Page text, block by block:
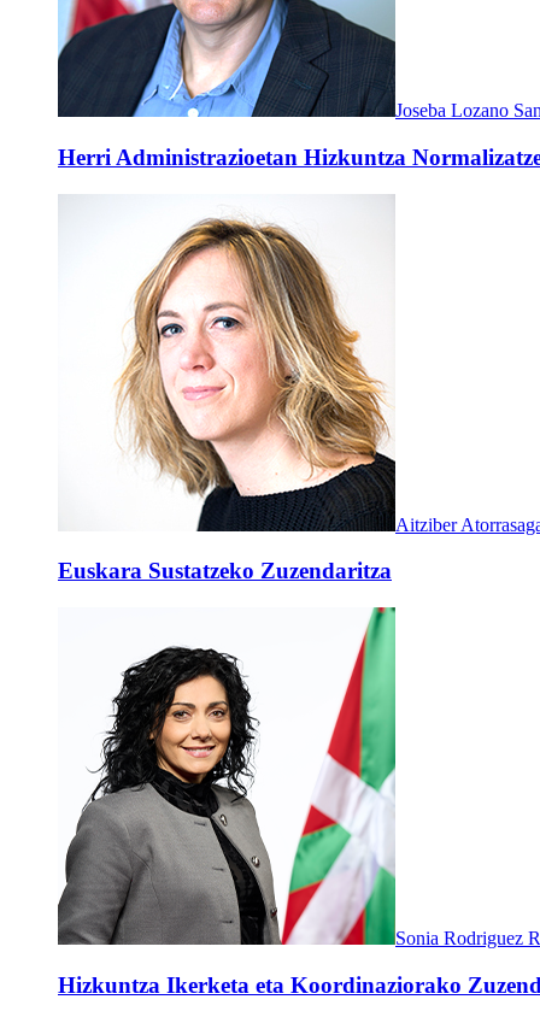
Joseba Lozano
Herri Administrazioetan Hizkuntza
Aitziber
Euskara Sustatzeko Zuzendaritza
Sonia Rodriguez
Hizkuntza Ikerketa eta Koordinaziorako